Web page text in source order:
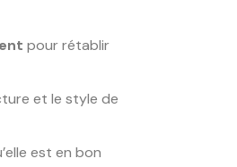
pour rétablir
et le style de
est en bon